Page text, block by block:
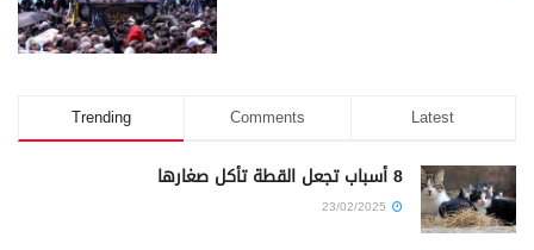
Trending Comments Latest
8 أسباب تجعل القطة تأكل صغارها